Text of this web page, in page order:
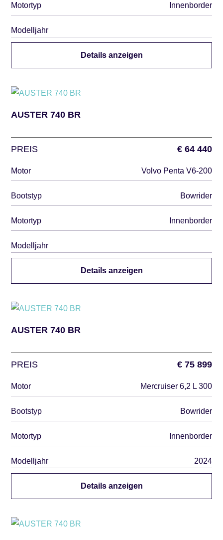
Motortyp Innenborder
Modelljahr
Details anzeigen
AUSTER 740 BR
PREIS € 64 440
Motor Volvo Penta V6-200
Bootstyp Bowrider
Motortyp Innenborder
Modelljahr
Details anzeigen
AUSTER 740 BR
PREIS € 75 899
Motor Mercruiser 6,2 L 300
Bootstyp Bowrider
Motortyp Innenborder
Modelljahr 2024
Details anzeigen